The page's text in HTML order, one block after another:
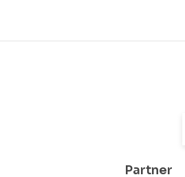
Partner